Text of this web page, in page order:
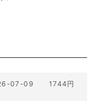
07-09 1744円